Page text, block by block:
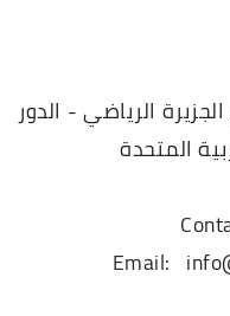
الرياضي - الدور
المتحدة